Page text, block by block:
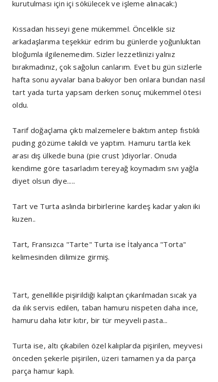
kurutulması için içi sökülecek ve işleme alınacak:)
Kıssadan hisseyi gene mükemmel. Öncelikle siz
arkadaşlarıma teşekkür edrim bu günlerde yoğunluktan
bloğumla ilgilenemedim. Sizler lezzetlinizi yalnız
bırakmadınız, çok sağolun canlarım. Evet bu gün sizlerle
hafta sonu ayvalar bana bakıyor ben onlara bundan nasıl
tart yada turta yapsam derken sonuç mükemmel ötesi
oldu.
Tarif doğaçlama çıktı malzemelere baktım antep fıstıklı
puding gözüme takıldı ve yaptım. Hamuru tartla kek
arası dış ülkede buna (pie crust )diyorlar. Onuda
kendime göre tasarladım tereyağ koymadım sıvı yağla
diyet olsun diye.....
Tart ve Turta aslında birbirlerine kardeş kadar yakın iki
kuzen..
Tart, Fransızca "Tarte" Turta ise İtalyanca "Torta"
kelimesinden dilimize girmiş.
Tart, genellikle pişirildiği kalıptan çıkarılmadan sıcak ya
da ılık servis edilen, taban hamuru nispeten daha ince,
hamuru daha kıtır kıtır, bir tür meyveli pasta...
Turta ise, altı çıkabilen özel kalıplarda pişirilen, meyvesi
önceden şekerle pişirilen, üzeri tamamen ya da parça
parça hamur kaplı.